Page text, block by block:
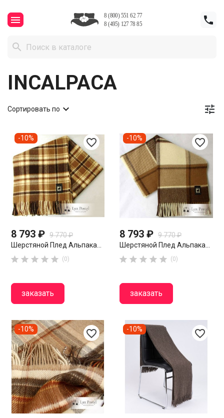
 

INCALPACA

Сортировать по 
favorite_border
8 793 ₽ 9 770 ₽
Шерстяной Плед Альпака...
     (0)
заказать
-10% favorite_border
8 793 ₽ 9 770 ₽
Шерстяной Плед Альпака...
     (0)
заказать
-10%
favorite_border
-10% favorite_border
-10%